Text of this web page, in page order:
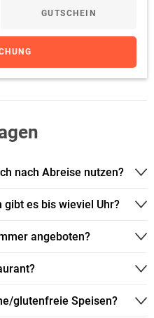
GUTSCHEIN
nach Abreise nutzen?
gibt es bis wieviel Uhr?
angeboten?
glutenfreie Speisen?